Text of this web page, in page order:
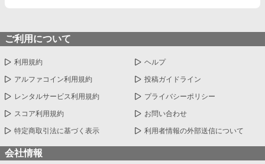
ご利用について
利用規約 ヘルプ
アルファコイン利用規約 投稿ガイドライン
レンタルサービス利用規約 プライバシーポリシー
スコア利用規約 お問い合わせ
特定商取引法に基づく表示 利用者情報の外部送信について
会社情報